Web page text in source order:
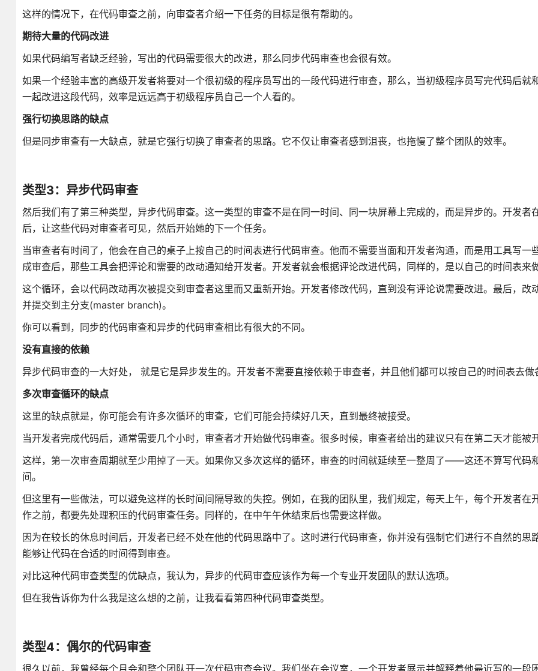
这样的情况下，在代码审查之前，向审查者介绍一下任务的目标是很有帮助的。
期待大量的代码改进
如果代码编写者缺乏经验，写出的代码需要很大的改进，那么同步代码审查也会很有效。
如果一个经验丰富的高级开发者将要对一个很初级的程序员写出的一段代码进行审查，那么，当初级程序员写完代码后就
一起改进这段代码，效率是远远高于初级程序员自己一个人看的。
强行切换思路的缺点
但是同步审查有一大缺点，就是它强行切换了审查者的思路。它不仅让审查者感到沮丧，也拖慢了整个团队的效率。
类型3：异步代码审查
然后我们有了第三种类型，异步代码审查。这一类型的审查不是在同一时间、同一块屏幕上完成的，而是异步的。开发者
后，让这些代码对审查者可见，然后开始她的下一个任务。
当审查者有时间了，他会在自己的桌子上按自己的时间表进行代码审查。他而不需要当面和开发者沟通，而是用工具写一
成审查后，那些工具会把评论和需要的改动通知给开发者。开发者就会根据评论改进代码，同样的，是以自己的时间表来
这个循环，会以代码改动再次被提交到审查者这里而又重新开始。开发者修改代码，直到没有评论说需要改进。最后，改
并提交到主分支(master branch)。
你可以看到，同步的代码审查和异步的代码审查相比有很大的不同。
没有直接的依赖
异步代码审查的一大好处， 就是它是异步发生的。开发者不需要直接依赖于审查者，并且他们都可以按自己的时间表去做
多次审查循环的缺点
这里的缺点就是，你可能会有许多次循环的审查，它们可能会持续好几天，直到最终被接受。
当开发者完成代码后，通常需要几个小时，审查者才开始做代码审查。很多时候，审查者给出的建议只有在第二天才能被
这样，第一次审查周期就至少用掉了一天。如果你又多次这样的循环，审查的时间就延续至一整周了——这还不算写代码
间。
但这里有一些做法，可以避免这样的长时间间隔导致的失控。例如，在我的团队里，我们规定，每天上午，每个开发者在
作之前，都要先处理积压的代码审查任务。同样的，在中午午休结束后也需要这样做。
因为在较长的休息时间后，开发者已经不处在他的代码思路中了。这时进行代码审查，你并没有强制它们进行不自然的思
能够让代码在合适的时间得到审查。
对比这种代码审查类型的优缺点，我认为，异步的代码审查应该作为每一个专业开发团队的默认选项。
但在我告诉你为什么我是这么想的之前，让我看看第四种代码审查类型。
类型4：偶尔的代码审查
很久以前，我曾经每个月会和整个团队开一次代码审查会议。我们坐在会议室，一个开发者展示并解释着他最近写的一段